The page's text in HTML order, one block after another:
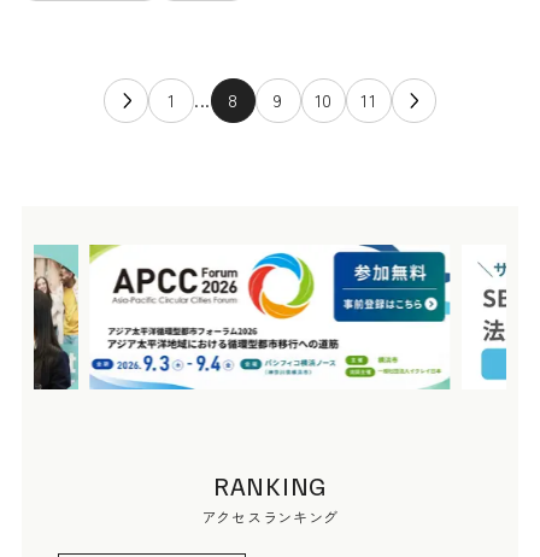
1 ... 8 9 10 11
RANKING
アクセスランキング